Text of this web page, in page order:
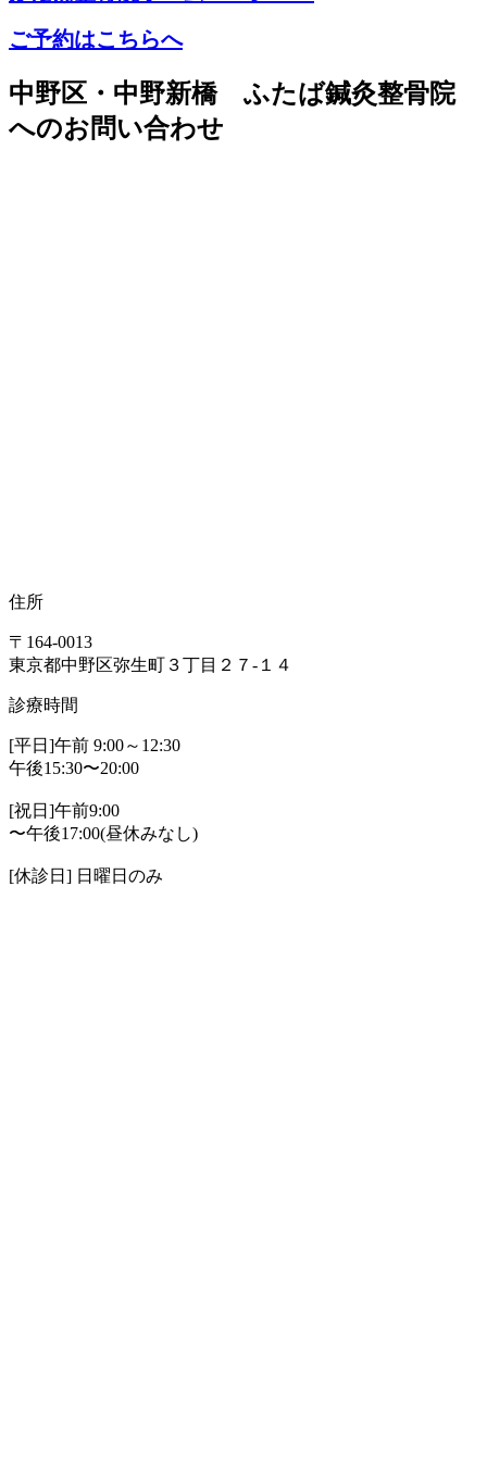
ご予約はこちらへ
中野区・中野新橋 ふたば鍼灸整骨院
へのお問い合わせ
住所
〒164-0013
東京都中野区弥生町３丁目２７-１４
診療時間
[平日]午前 9:00～12:30
午後15:30〜20:00
[祝日]午前9:00
〜午後17:00(昼休みなし)
[休診日] 日曜日のみ